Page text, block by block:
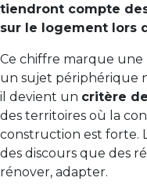
tiendront compte
sur le logement lors
Ce chiffre marque
un sujet périphérique
il devient un critère
des territoires où la
construction est forte.
des discours que des
rénover, adapter.